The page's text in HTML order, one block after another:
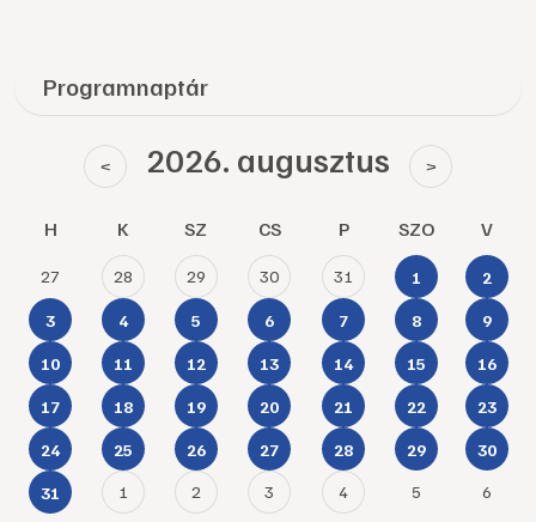
Programnaptár
< 2026. augusztus >
H K SZ CS P SZO V
27 28 29 30 31 1 2
3 4 5 6 7 8 9
10 11 12 13 14 15 16
17 18 19 20 21 22 23
24 25 26 27 28 29 30
31 1 2 3 4 5 6